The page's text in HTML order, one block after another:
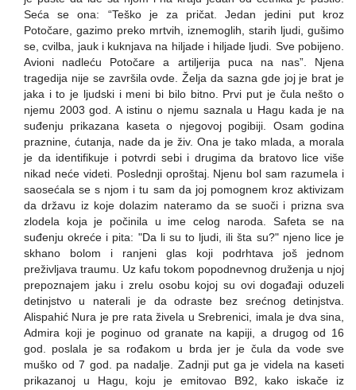
Seća se ona: “Teško je za pričat. Jedan jedini put kroz
Potočare, gazimo preko mrtvih, iznemoglih, starih ljudi, gušimo
se, cvilba, jauk i kuknjava na hiljade i hiljade ljudi. Sve pobijeno.
Avioni nadleću Potočare a artiljerija puca na nas”. Njena
tragedija nije se završila ovde. Želja da sazna gde joj je brat je
jaka i to je ljudski i meni bi bilo bitno. Prvi put je čula nešto o
njemu 2003 god. A istinu o njemu saznala u Hagu kada je na
suđenju prikazana kaseta o njegovoj pogibiji. Osam godina
praznine, ćutanja, nade da je živ. Ona je tako mlada, a morala
je da identifikuje i potvrdi sebi i drugima da bratovo lice više
nikad neće videti. Poslednji oproštaj. Njenu bol sam razumela i
saosećala se s njom i tu sam da joj pomognem kroz aktivizam
da državu iz koje dolazim nateramo da se suoči i prizna sva
zlodela koja je počinila u ime celog naroda. Safeta se na
suđenju okreće i pita: "Da li su to ljudi, ili šta su?" njeno lice je
skhano bolom i ranjeni glas koji podrhtava još jednom
preživljava traumu. Uz kafu tokom popodnevnog druženja u njoj
prepoznajem jaku i zrelu osobu kojoj su ovi događaji oduzeli
detinjstvo u naterali je da odraste bez srećnog detinjstva.
Alispahić Nura je pre rata živela u Srebrenici, imala je dva sina,
Admira koji je poginuo od granate na kapiji, a drugog od 16
god. poslala je sa rođakom u brda jer je čula da vode sve
muško od 7 god. pa nadalje. Zadnji put ga je videla na kaseti
prikazanoj u Hagu, koju je emitovao B92, kako iskače iz